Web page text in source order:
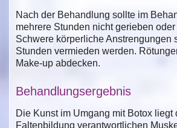
Nach der Behandlung sollte im
mehrere Stunden nicht gerieben
Schwere körperliche Anstrengungen
Stunden vermieden werden.
Make-up abdecken.
Behandlungsergebnis
Die Kunst im Umgang mit Botox liegt
Faltenbildung verantwortlichen